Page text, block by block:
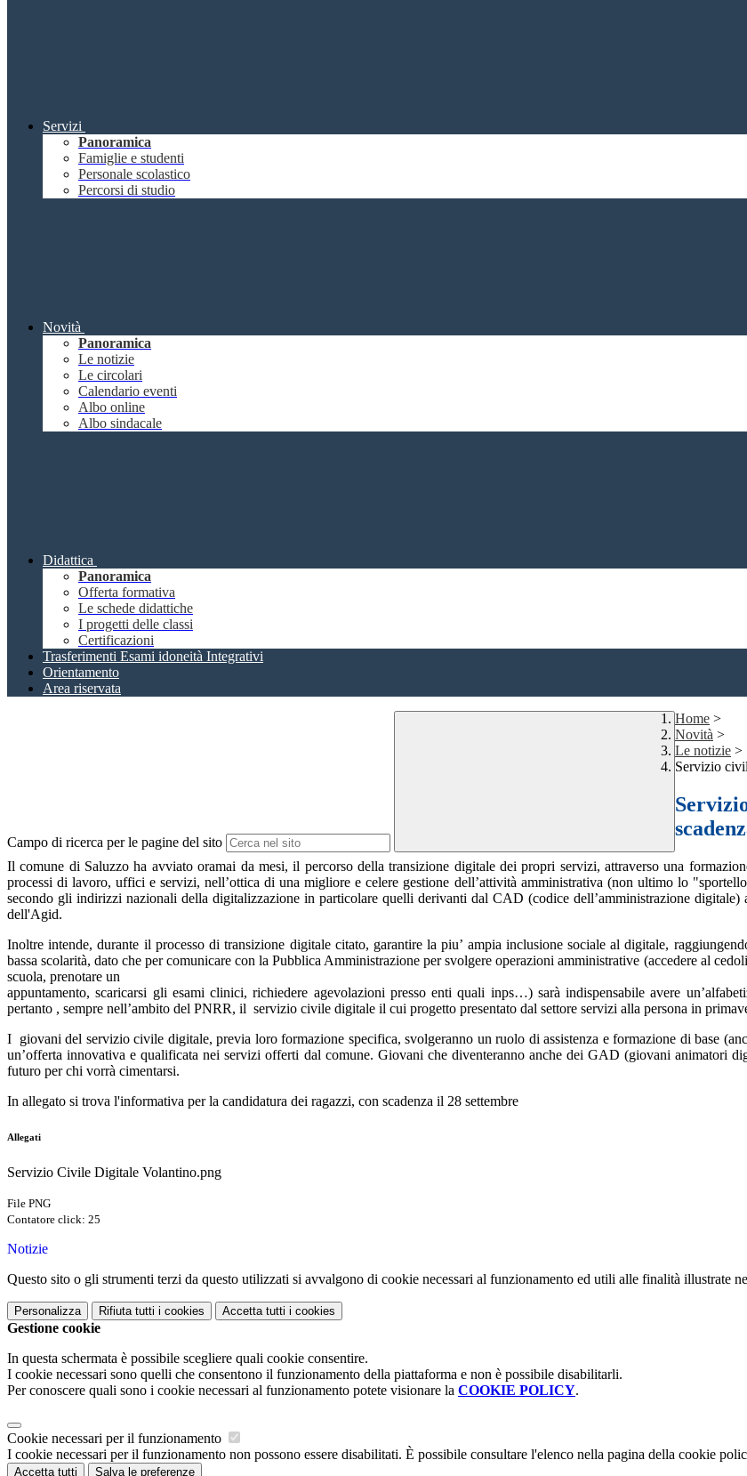
Servizi
Panoramica
Famiglie e studenti
Personale scolastico
Percorsi di studio
Novità
Panoramica
Le notizie
Le circolari
Calendario eventi
Albo online
Albo sindacale
Didattica
Panoramica
Offerta formativa
Le schede didattiche
I progetti delle classi
Certificazioni
Trasferimenti Esami idoneità Integrativi
Orientamento
Area riservata
Campo di ricerca per le pagine del sito
Home >
Novità >
Le notizie >
Servizio
Il comune di Saluzzo ha avviato oramai da mesi, il percorso della transizione digitale dei propri servizi, attraverso una
processi di lavoro, uffici e servizi, nell’ottica di una migliore e celere gestione dell’attività amministrativa (non ultimo lo
secondo gli indirizzi nazionali della digitalizzazione in particolare quelli derivanti dal CAD (codice dell’amministrazione
dell'Agid.
Inoltre intende, durante il processo di transizione digitale citato, garantire la piu’ ampia inclusione sociale al digitale,
bassa scolarità, dato che per comunicare con la Pubblica Amministrazione per svolgere operazioni amministrative (accedere al
scuola, prenotare un
appuntamento, scaricarsi gli esami clinici, richiedere agevolazioni presso enti quali inps…) sarà indispensabile avere
pertanto , sempre nell’ambito del PNRR, il servizio civile digitale il cui progetto presentato dal settore servizi alla persona in
I giovani del servizio civile digitale, previa loro formazione specifica, svolgeranno un ruolo di assistenza e formazione di base
un’offerta innovativa e qualificata nei servizi offerti dal comune. Giovani che diventeranno anche dei GAD (giovani animatori
futuro per chi vorrà cimentarsi.
In allegato si trova l'informativa per la candidatura dei ragazzi, con scadenza il 28 settembre
Allegati
Servizio Civile Digitale Volantino.png
File PNG
Contatore click: 25
Notizie
Questo sito o gli strumenti terzi da questo utilizzati si avvalgono di cookie necessari al funzionamento ed utili alle finalità illustrate
Personalizza Rifiuta tutti i cookies Accetta tutti i cookies
Gestione cookie
In questa schermata è possibile scegliere quali cookie consentire.
I cookie necessari sono quelli che consentono il funzionamento della piattaforma e non è possibile disabilitarli.
Per conoscere quali sono i cookie necessari al funzionamento potete visionare la COOKIE POLICY.
Cookie necessari per il funzionamento
I cookie necessari per il funzionamento non possono essere disabilitati. È possibile consultare l'elenco nella pagina della cookie
Accetta tutti Salva le preferenze